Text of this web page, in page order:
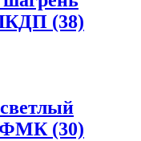
(38)
(30)